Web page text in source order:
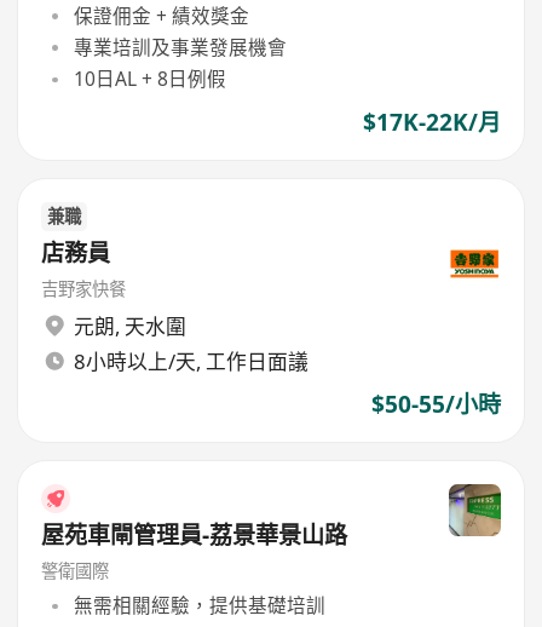
保證佣金 + 績效獎金
專業培訓及事業發展機會
10日AL + 8日例假
$17K-22K/月
兼職
店務員
吉野家快餐
元朗, 天水圍
8小時以上/天, 工作日面議
$50-55/小時
屋苑車閘管理員-荔景華景山路
警衛國際
無需相關經驗，提供基礎培訓